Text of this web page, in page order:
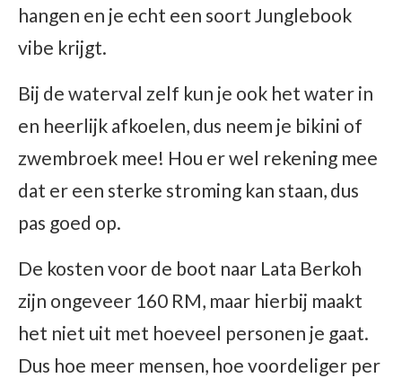
hangen en je echt een soort Junglebook
vibe krijgt.
Bij de waterval zelf kun je ook het water in
en heerlijk afkoelen, dus neem je bikini of
zwembroek mee! Hou er wel rekening mee
dat er een sterke stroming kan staan, dus
pas goed op.
De kosten voor de boot naar Lata Berkoh
zijn ongeveer 160 RM, maar hierbij maakt
het niet uit met hoeveel personen je gaat.
Dus hoe meer mensen, hoe voordeliger per